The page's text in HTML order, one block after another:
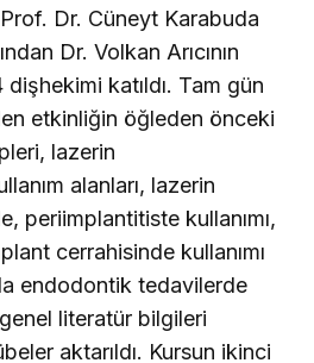
Dr. Cüneyt Karabuda
Dr. Volkan Arıcının
katıldı. Tam gün
etkinliğin öğleden önceki
lazerin
alanları, lazerin
periimplantitiste kullanımı,
cerrahisinde kullanımı
endodontik tedavilerde
literatür bilgileri
aktarıldı. Kursun ikinci